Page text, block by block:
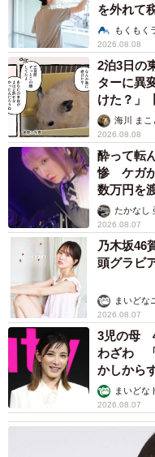
を外れて
説】もくもく
2026.08.08
2泊3日の
ターに異
けた？」
海川 まこ
2026.08.08
酔って転
惨 ケガ
数万円を
たかなし
2026.08.07
乃木坂
頭グラビ
まいどな
2026.08.07
3児の母
わざわ 「
かしから
まいどな
2026.08.07